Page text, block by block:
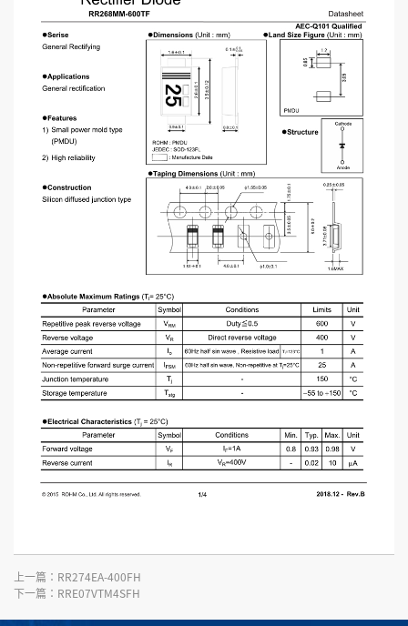
上一篇： RR274EA-400FH
下一篇： RRE07VTM4SFH